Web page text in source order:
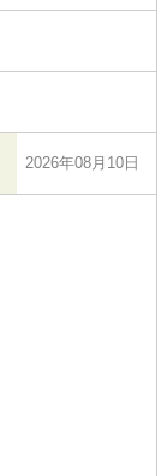
2026年08月10日